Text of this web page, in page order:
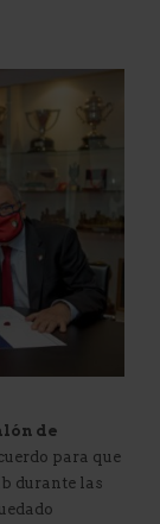
de
para que
durante las